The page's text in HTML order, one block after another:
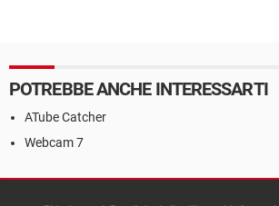
POTREBBE ANCHE INTERESSARTI
ATube Catcher
Webcam 7